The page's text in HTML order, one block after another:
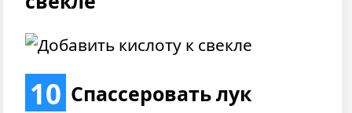
10 Спассеровать лук